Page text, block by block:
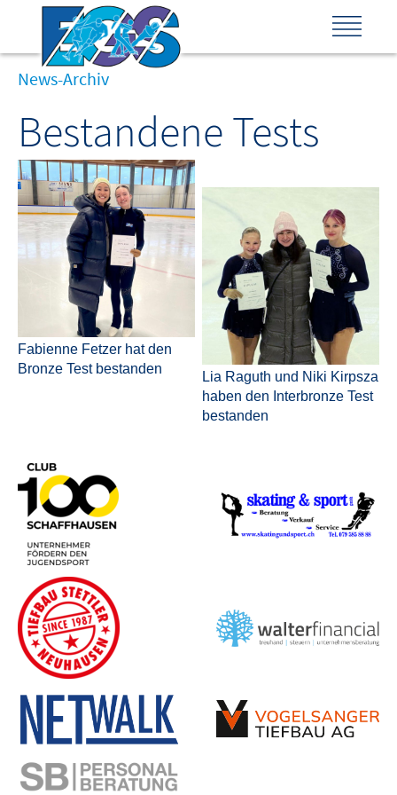
News-Archiv
Bestandene Tests
Fabienne Fetzer hat den
Bronze Test bestanden
Lia Raguth und Niki Kirpsza
haben den Interbronze Test
bestanden